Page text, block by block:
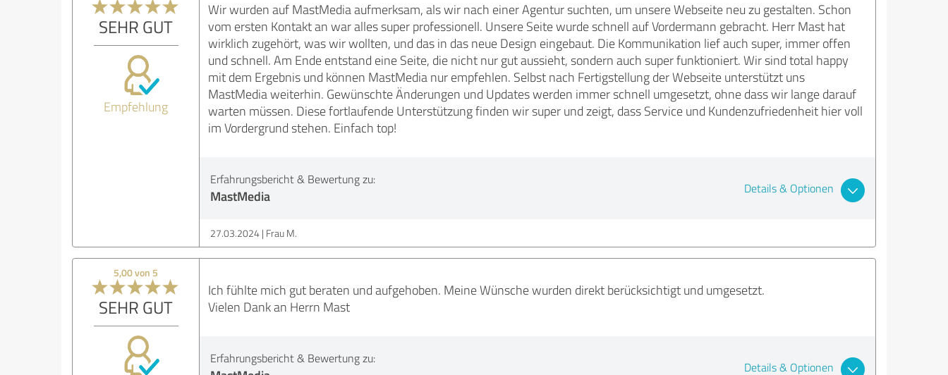
SEHR GUT
Empfehlung
Wir wurden auf MastMedia aufmerksam, als wir nach einer Agentur suchten, um unsere Webseite neu zu gestalten. Schon
vom ersten Kontakt an war alles super professionell. Unsere Seite wurde schnell auf Vordermann gebracht. Herr Mast hat
wirklich zugehört, was wir wollten, und das in das neue Design eingebaut. Die Kommunikation lief auch super, immer offen
und schnell. Am Ende entstand eine Seite, die nicht nur gut aussieht, sondern auch super funktioniert. Wir sind total happy
mit dem Ergebnis und können MastMedia nur empfehlen. Selbst nach Fertigstellung der Webseite unterstützt uns
MastMedia weiterhin. Gewünschte Änderungen und Updates werden immer schnell umgesetzt, ohne dass wir lange darauf
warten müssen. Diese fortlaufende Unterstützung finden wir super und zeigt, dass Service und Kundenzufriedenheit hier voll
im Vordergrund stehen. Einfach top!
Erfahrungsbericht & Bewertung zu:
MastMedia Details & Optionen
27.03.2024 Frau M.
5,00 von 5
SEHR GUT
Ich fühlte mich gut beraten und aufgehoben. Meine Wünsche wurden direkt berücksichtigt und umgesetzt.
Vielen Dank an Herrn Mast
Erfahrungsbericht & Bewertung zu:
Details & Optionen